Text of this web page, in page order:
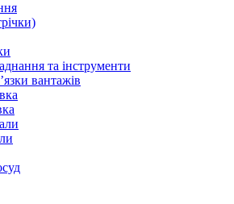
та інструменти
вантажів